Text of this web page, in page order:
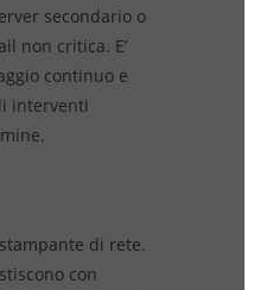
secondario o
non critica. E’
continuo e
interventi
di rete.
con